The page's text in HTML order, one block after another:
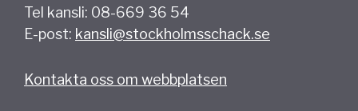
Tel kansli: 08-669 36 54
E-post: kansli@stockholmsschack.se
Kontakta oss om webbplatsen